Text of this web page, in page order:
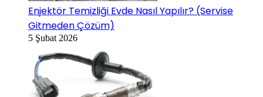
Enjektör Temizliği Evde Nasıl Yapılır? (Servise
Gitmeden Çözüm)
5 Şubat 2026